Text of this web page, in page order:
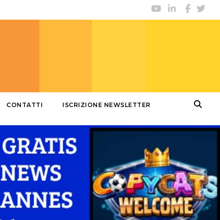
CONTATTI ISCRIZIONE NEWSLETTER